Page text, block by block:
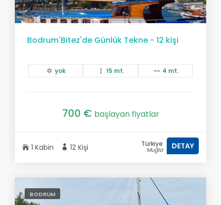
Bodrum'Bitez'de Günlük Tekne - 12 kişi
yok 15 mt. 4 mt.
700 € başlayan fiyatlar
1 Kabin 12 Kişi Türkiye
Muğla DETAY
BODRUM